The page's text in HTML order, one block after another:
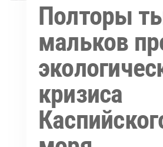
Полторы
мальков
кризиса